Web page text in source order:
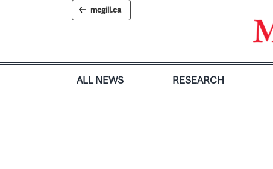
mcgill.ca
ALL NEWS RESEARCH